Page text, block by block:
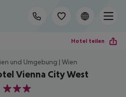
Hotel teilen
und Umgebung | Wien
Vienna City West
3